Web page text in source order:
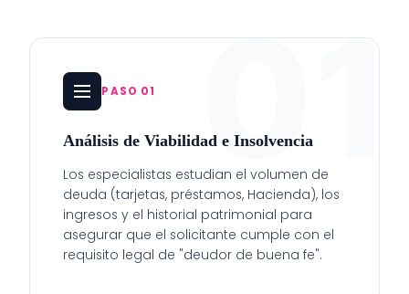
01
PASO 01
Análisis de Viabilidad e Insolvencia
Los especialistas estudian el volumen de
deuda (tarjetas, préstamos, Hacienda), los
ingresos y el historial patrimonial para
asegurar que el solicitante cumple con el
requisito legal de "deudor de buena fe".